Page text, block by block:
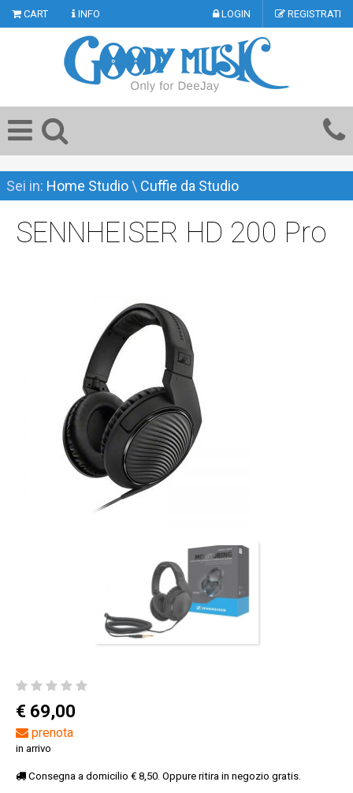
CART INFO LOGIN REGISTRATI
Sei in: Home Studio\ Cuffie da Studio
SENNHEISER HD 200 Pro
€ 69,00
prenota
in arrivo
Consegna a domicilio € 8,50. Oppure ritira in negozio gratis.